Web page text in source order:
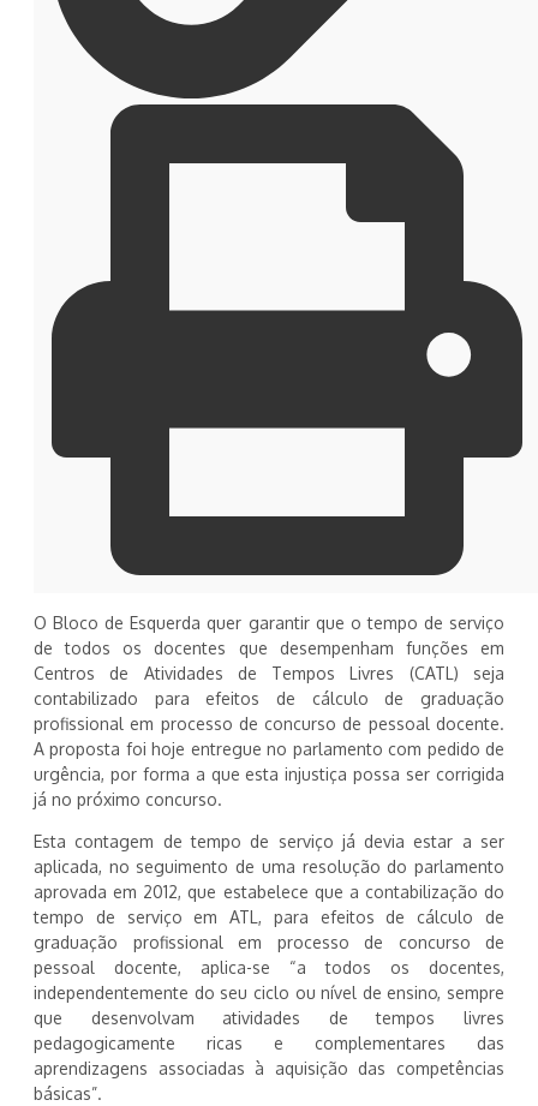
O Bloco de Esquerda quer garantir que o tempo de serviço
de todos os docentes que desempenham funções em
Centros de Atividades de Tempos Livres (CATL) seja
contabilizado para efeitos de cálculo de graduação
profissional em processo de concurso de pessoal docente.
A proposta foi hoje entregue no parlamento com pedido de
urgência, por forma a que esta injustiça possa ser corrigida
já no próximo concurso.
Esta contagem de tempo de serviço já devia estar a ser
aplicada, no seguimento de uma resolução do parlamento
aprovada em 2012, que estabelece que a contabilização do
tempo de serviço em ATL, para efeitos de cálculo de
graduação profissional em processo de concurso de
pessoal docente, aplica-se “a todos os docentes,
independentemente do seu ciclo ou nível de ensino, sempre
que desenvolvam atividades de tempos livres
pedagogicamente ricas e complementares das
aprendizagens associadas à aquisição das competências
básicas”.